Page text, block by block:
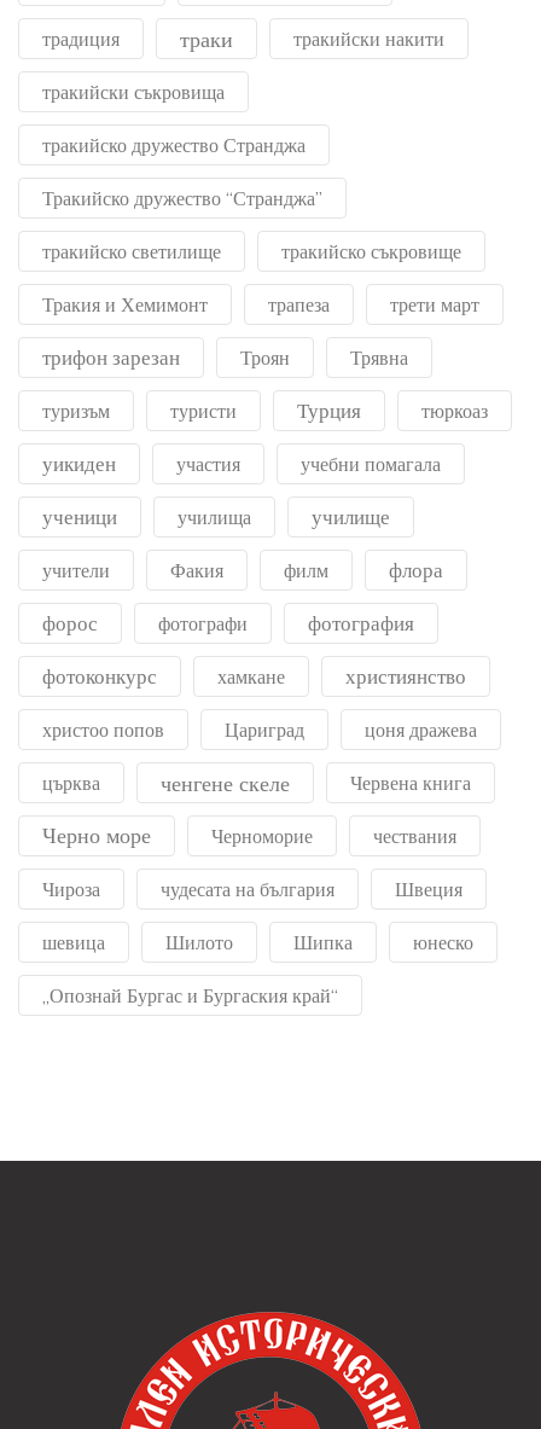
традиция траки тракийски накити
тракийски съкровища
тракийско дружество Странджа
Тракийско дружество “Странджа”
тракийско светилище тракийско съкровище
Тракия и Хемимонт трапеза трети март
трифон зарезан Троян Трявна
туризъм туристи Турция тюркоаз
уикиден участия учебни помагала
ученици училища училище
учители Факия филм флора
форос фотографи фотография
фотоконкурс хамкане християнство
христоо попов Цариград цоня дражева
църква ченгене скеле Червена книга
Черно море Черноморие чествания
Чироза чудесата на българия Швеция
шевица Шилото Шипка юнеско
„Опознай Бургас и Бургаския край“